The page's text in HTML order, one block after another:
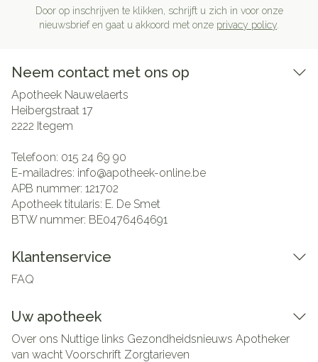
Door op inschrijven te klikken, schrijft u zich in voor onze
nieuwsbrief en gaat u akkoord met onze privacy policy
Neem contact met ons op
Apotheek Nauwelaerts
Heibergstraat 17
2222 Itegem
Telefoon: 015 24 69 90
E-mailadres: info@apotheek-online.be
APB nummer: 121702
Apotheek titularis: E. De Smet
BTW nummer: BE0476464691
Klantenservice
FAQ
Uw apotheek
Over ons Nuttige links Gezondheidsnieuws Apotheker
van wachtVoorschrift Zorgtarieven